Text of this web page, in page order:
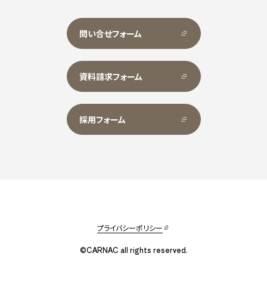
問い合せフォーム
資料請求フォーム
採用フォーム
プライバシーポリシー
©CARNAC all rights reserved.